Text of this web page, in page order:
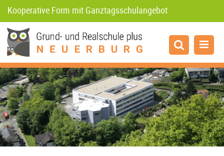
Kooperative Form mit Ganztagsschulangebot
www.grsplus-neuerburg.de
Aktuelles
Realschule plus